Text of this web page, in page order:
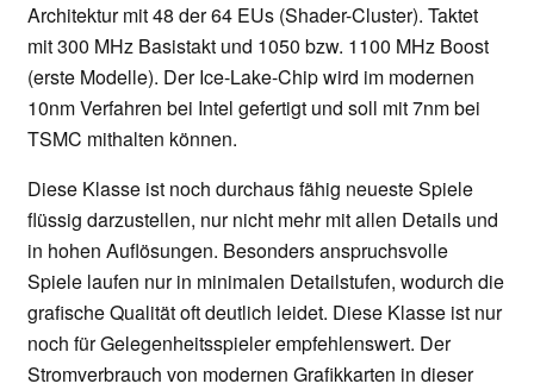
Architektur mit 48 der 64 EUs (Shader-Cluster). Taktet
mit 300 MHz Basistakt und 1050 bzw. 1100 MHz Boost
(erste Modelle). Der Ice-Lake-Chip wird im modernen
10nm Verfahren bei Intel gefertigt und soll mit 7nm bei
TSMC mithalten können.
Diese Klasse ist noch durchaus fähig neueste Spiele
flüssig darzustellen, nur nicht mehr mit allen Details und
in hohen Auflösungen. Besonders anspruchsvolle
Spiele laufen nur in minimalen Detailstufen, wodurch die
grafische Qualität oft deutlich leidet. Diese Klasse ist nur
noch für Gelegenheitsspieler empfehlenswert. Der
Stromverbrauch von modernen Grafikkarten in dieser